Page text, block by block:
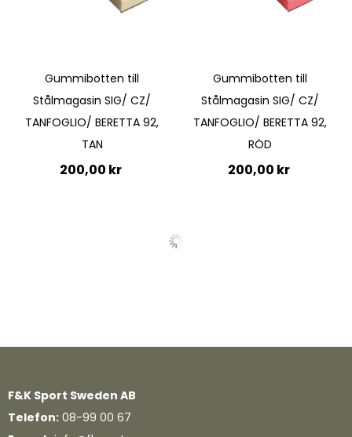
Gummibotten till
Stålmagasin SIG/ CZ/
TANFOGLIO/ BERETTA 92,
TAN
200,00 kr
Gummibotten till
Stålmagasin SIG/ CZ/
TANFOGLIO/ BERETTA 92,
RÖD
200,00 kr
F&K Sport Sweden AB
Telefon: 08-99 00 67